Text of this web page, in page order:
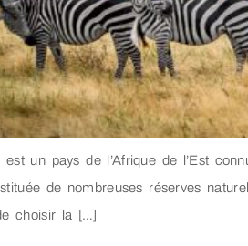
est un pays de l’Afrique de l’Est
de nombreuses réserves
choisir la […]